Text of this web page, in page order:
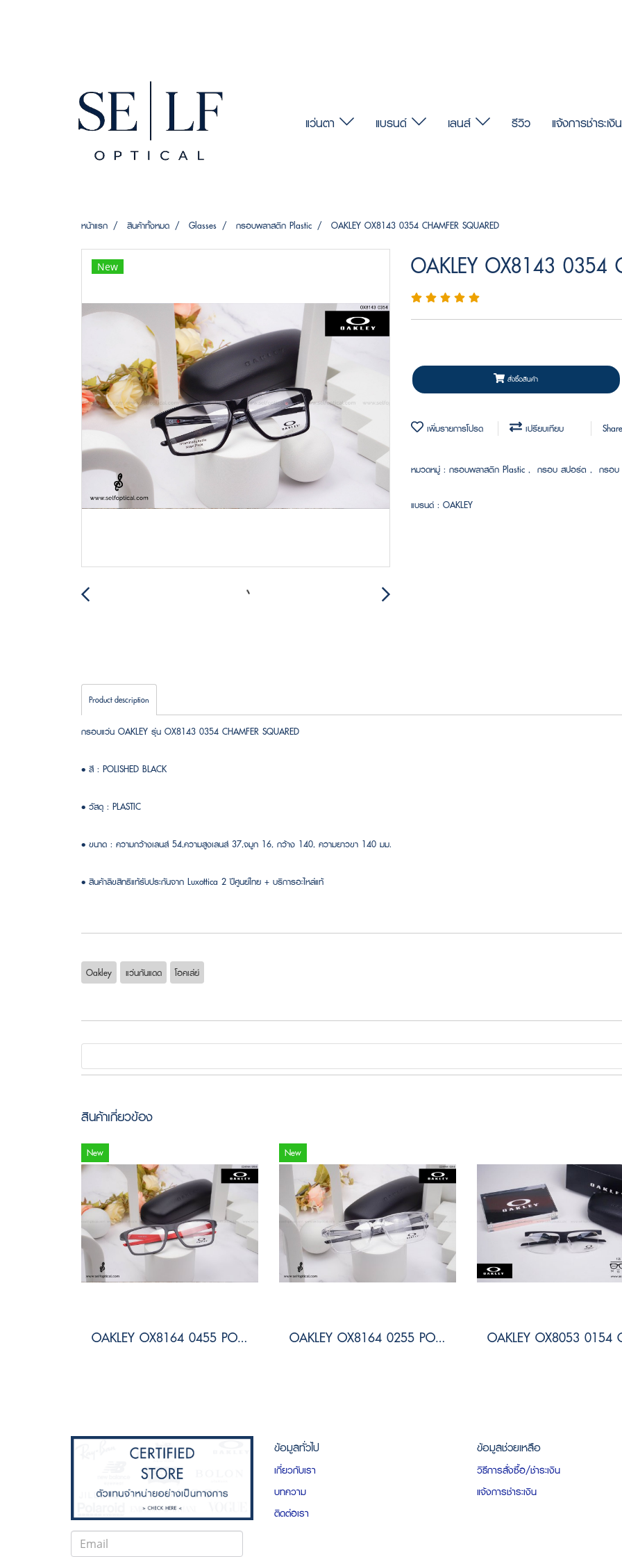
แว่นตา แบรนด์ เลนส์ รีวิว แจ้งการชำระเงิน
หน้าแรก สินค้าทั้งหมด Glasses กรอบพลาสติก Plastic OAKLEY OX8143 0354 CHAMFER SQUARED
New OAKLEY OX8143 0354
สั่งซื้อสินค้า
เพิ่มรายการโปรด เปรียบเทียบ Share
หมวดหมู่ : กรอบพลาสติก Plastic , กรอบ สปอร์ต , กรอ
แบรนด์ : OAKLEY
Product description
กรอบแว่น OAKLEY รุ่น OX8143 0354 CHAMFER SQUARED
• สี : POLISHED BLACK
• วัสดุ : PLASTIC
• ขนาด : ความกว้างเลนส์ 54,ความสูงเลนส์ 37,จมูก 16, กว้าง 140, ความยาวขา 140 มม.
• สินค้าลิขสิทธิแท้รับประกันจาก Luxottica 2 ปีศูนย์ไทย + บริการอะไหล่แท้
Oakley แว่นกันแดด โอคเล่ย์
สินค้าเกี่ยวข้อง
New
OAKLEY OX8164 0455 PORT BOW
New
OAKLEY OX8164 0255 PORT BOW
ข้อมูลทั่วไป
เกี่ยวกับเรา
บทความ
ติดต่อเรา
ข้อมูลช่วยเหลือ
วิธีการสั่งซื้อ/ชำระเงิน
แจ้งการชำระเงิน